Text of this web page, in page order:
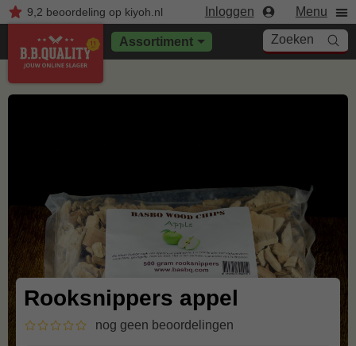
9,2 beoordelingop kiyoh.nl Inloggen Menu
Assortiment Zoeken
Rooksnippers appel
nog geen beoordelingen